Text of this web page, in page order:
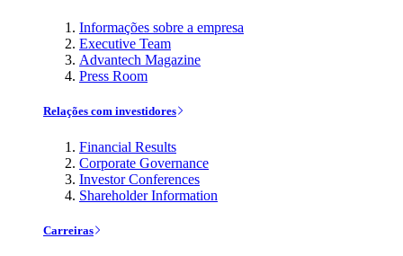
Informações sobre a empresa
Executive Team
Advantech Magazine
Press Room
Relações com investidores
Financial Results
Corporate Governance
Investor Conferences
Shareholder Information
Carreiras